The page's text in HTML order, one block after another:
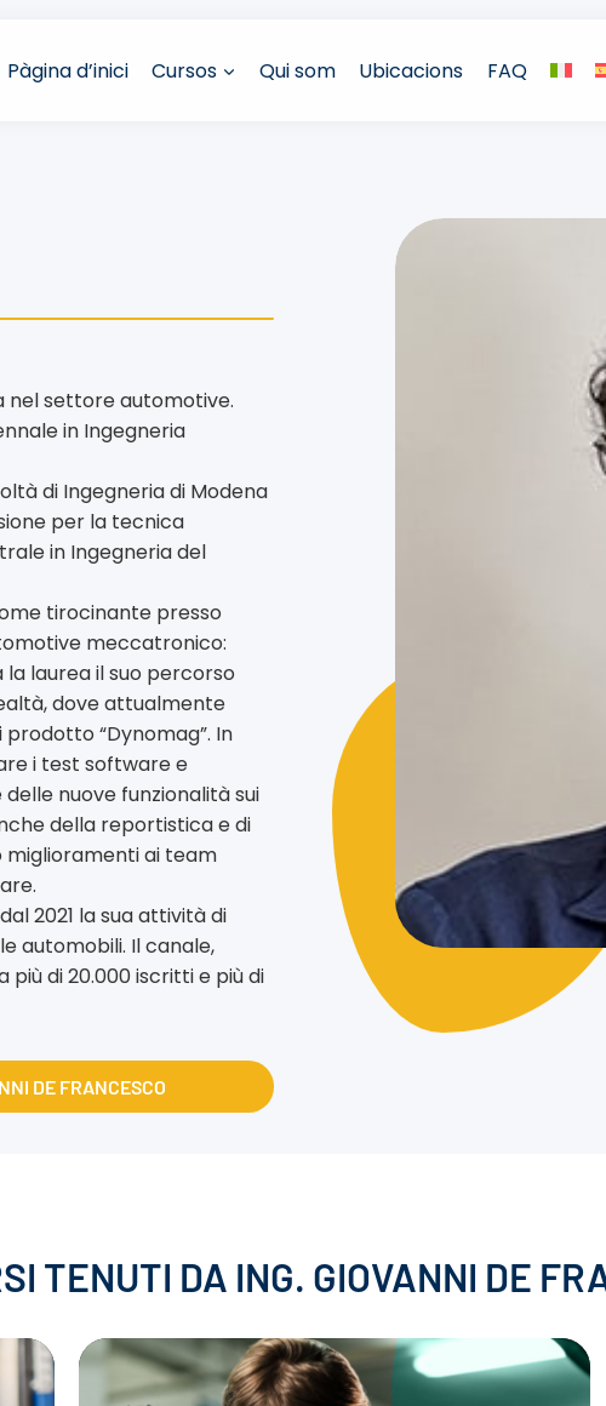
Pàgina d’inici Cursos Qui som Ubicacions FAQ
nel settore automotive.
in Ingegneria
di Ingegneria di Modena
per la tecnica
in Ingegneria del
tirocinante presso
meccatronico:
laurea il suo percorso
dove attualmente
prodotto “Dynomag”. In
i test software e
nuove funzionalità sui
della reportistica e di
ai team
2021 la sua attività di
automobili. Il canale,
più di 20.000 iscritti e più di
DE FRANCESCO
TENUTI DA ING. GIOVANNI DE